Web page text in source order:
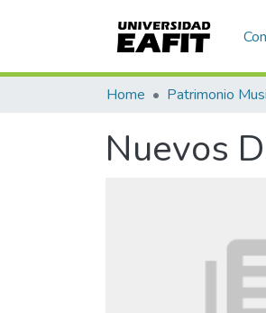
Home Patrimonio
Nuevos